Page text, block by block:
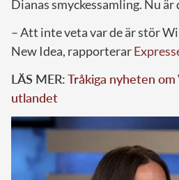
Dianas smyckessamling. Nu
– Att inte veta var de är stör
New Idea, rapporterar
LÄS MER:Tråkiga nyheten
utlandet